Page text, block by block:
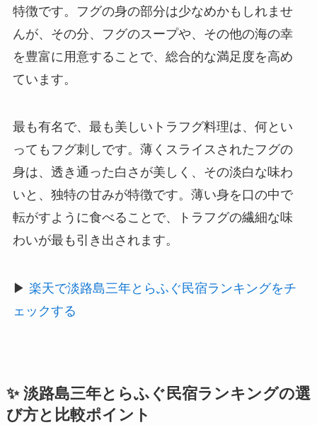
特徴です。フグの身の部分は少なめかもしれませ
んが、その分、フグのスープや、その他の海の幸
を豊富に用意することで、総合的な満足度を高め
ています。
最も有名で、最も美しいトラフグ料理は、何とい
ってもフグ刺しです。薄くスライスされたフグの
身は、透き通った白さが美しく、その淡白な味わ
いと、独特の甘みが特徴です。薄い身を口の中で
転がすように食べることで、トラフグの繊細な味
わいが最も引き出されます。
▶ 楽天で淡路島三年とらふぐ民宿ランキングをチ
ェックする
✨ 淡路島三年とらふぐ民宿ランキングの選
び方と比較ポイント